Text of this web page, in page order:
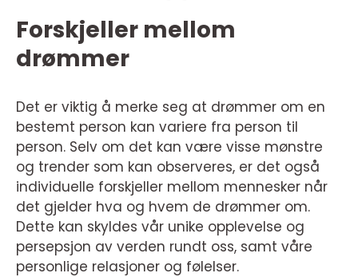
Forskjeller mellom
drømmer
Det er viktig å merke seg at drømmer om en
bestemt person kan variere fra person til
person. Selv om det kan være visse mønstre
og trender som kan observeres, er det også
individuelle forskjeller mellom mennesker når
det gjelder hva og hvem de drømmer om.
Dette kan skyldes vår unike opplevelse og
persepsjon av verden rundt oss, samt våre
personlige relasjoner og følelser.